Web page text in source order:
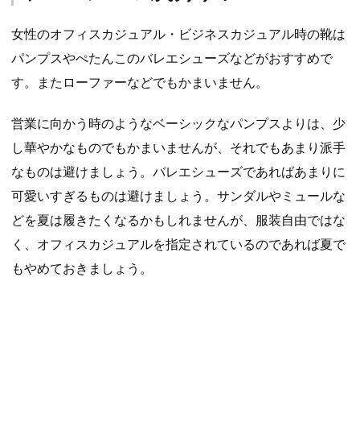
女性のオフィスカジュアル・ビジネスカジュアル時の靴は
パンプスやぺたんこのバレエシューズなどがおすすめで
す。またローファーなどでもかまいません。
営業に向かう時のようなベーシックなパンプスよりは、少
し華やかなものでもかまいませんが、それでもあまり派手
なものは避けましょう。バレエシューズであればあまりに
可愛いすぎるものは避けましょう。サンダルやミュールな
どを夏は履きたくなるかもしれませんが、服装自由ではな
く、オフィスカジュアルを指定されているのであれば夏で
もやめておきましょう。